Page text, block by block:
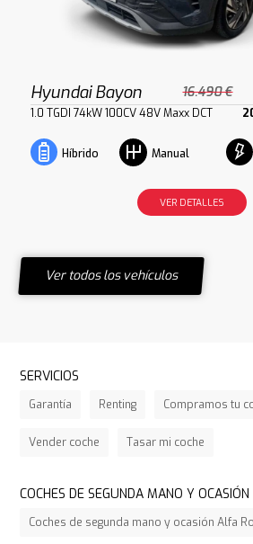
Hyundai Bayon 16.490 €
1.0 TGDI 74kW 100CV 48V Maxx DCT
Híbrido Manual
VER DETALLES
Ver todos los vehículos
SERVICIOS
Garantía Renting Compramos tu
Vender coche Tasar mi coche
COCHES DE SEGUNDA MANO Y
Coches de segunda mano y ocasión Alfa